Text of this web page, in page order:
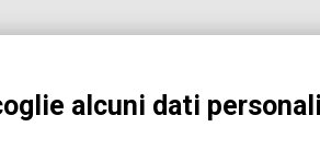
Registrati
MyPage
alcuni dati